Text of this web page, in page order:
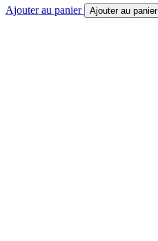
Ajouter au panier Ajouter au panier